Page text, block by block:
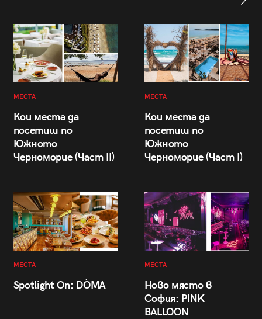
МЕСТА
Кои места да
посетиш по
Южното
Черноморие (Част II)
МЕСТА
Кои места да
посетиш по
Южното
Черноморие (Част I)
МЕСТА
Spotlight On: DÒMA
МЕСТА
Ново място в
София: PINK
BALLOON